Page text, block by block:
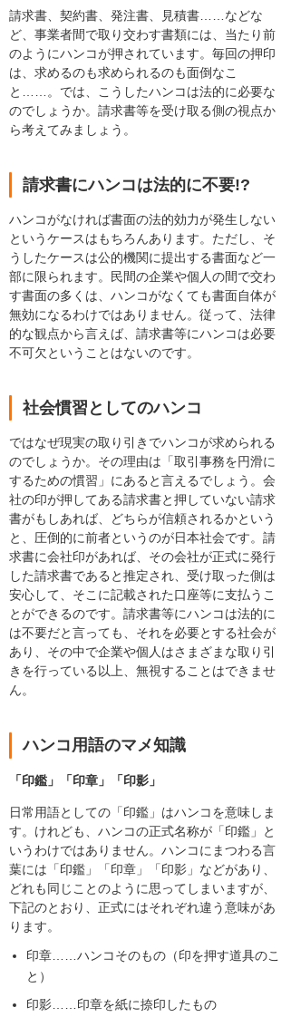
請求書、契約書、発注書、見積書……などな
ど、事業者間で取り交わす書類には、当たり前
のようにハンコが押されています。毎回の押印
は、求めるのも求められるのも面倒なこ
と……。では、こうしたハンコは法的に必要な
のでしょうか。請求書等を受け取る側の視点か
ら考えてみましょう。
請求書にハンコは法的に不要!?
ハンコがなければ書面の法的効力が発生しない
というケースはもちろんあります。ただし、そ
うしたケースは公的機関に提出する書面など一
部に限られます。民間の企業や個人の間で交わ
す書面の多くは、ハンコがなくても書面自体が
無効になるわけではありません。従って、法律
的な観点から言えば、請求書等にハンコは必要
不可欠ということはないのです。
社会慣習としてのハンコ
ではなぜ現実の取り引きでハンコが求められる
のでしょうか。その理由は「取引事務を円滑に
するための慣習」にあると言えるでしょう。会
社の印が押してある請求書と押していない請求
書がもしあれば、どちらが信頼されるかという
と、圧倒的に前者というのが日本社会です。請
求書に会社印があれば、その会社が正式に発行
した請求書であると推定され、受け取った側は
安心して、そこに記載された口座等に支払うこ
とができるのです。請求書等にハンコは法的に
は不要だと言っても、それを必要とする社会が
あり、その中で企業や個人はさまざまな取り引
きを行っている以上、無視することはできませ
ん。
ハンコ用語のマメ知識
「印鑑」「印章」「印影」
日常用語としての「印鑑」はハンコを意味しま
す。けれども、ハンコの正式名称が「印鑑」と
いうわけではありません。ハンコにまつわる言
葉には「印鑑」「印章」「印影」などがあり、
どれも同じことのように思ってしまいますが、
下記のとおり、正式にはそれぞれ違う意味があ
ります。
印章……ハンコそのもの（印を押す道具のこ
と）
印影……印章を紙に捺印したもの